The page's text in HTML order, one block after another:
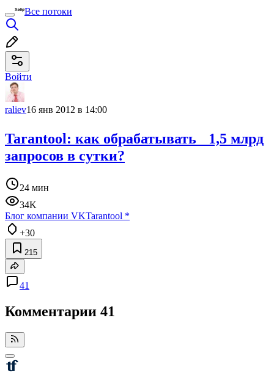
Все потоки
Войти
raliev16 янв 2012 в 14:00
Tarantool: как обрабатывать 1,5 млрд
запросов в сутки?
24 мин
34K
Блог компании VKTarantool *
+30
215
41
Комментарии 41